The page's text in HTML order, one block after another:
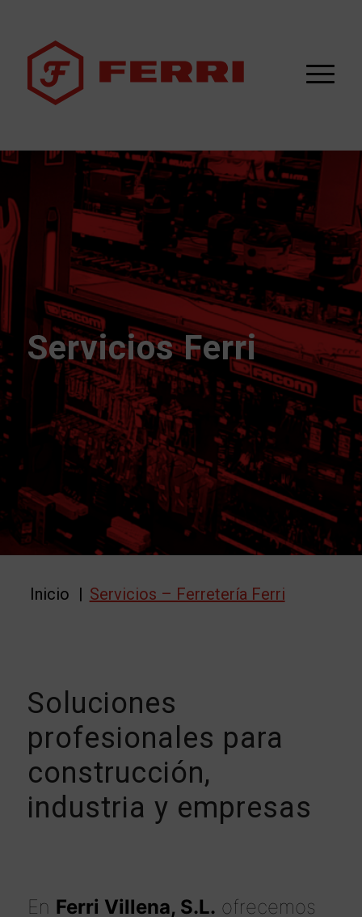
Servicios Ferri
Inicio Servicios – Ferretería Ferri
Soluciones
profesionales para
construcción,
industria y empresas
En Ferri Villena, S.L. ofrecemos